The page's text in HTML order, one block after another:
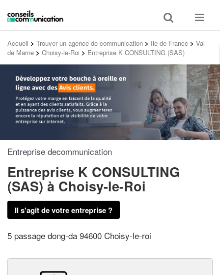
Toggle
search
Toggle
Accueil > Trouver un agence de communication > Ile-de-France > Val
de Marne > Choisy-le-Roi > Entreprise K CONSULTING (SAS)
Entreprise decommunication
Entreprise K CONSULTING
(SAS)à Choisy-le-Roi
Il s'agit de votre entreprise ?
5 passage dong-da 94600 Choisy-le-roi